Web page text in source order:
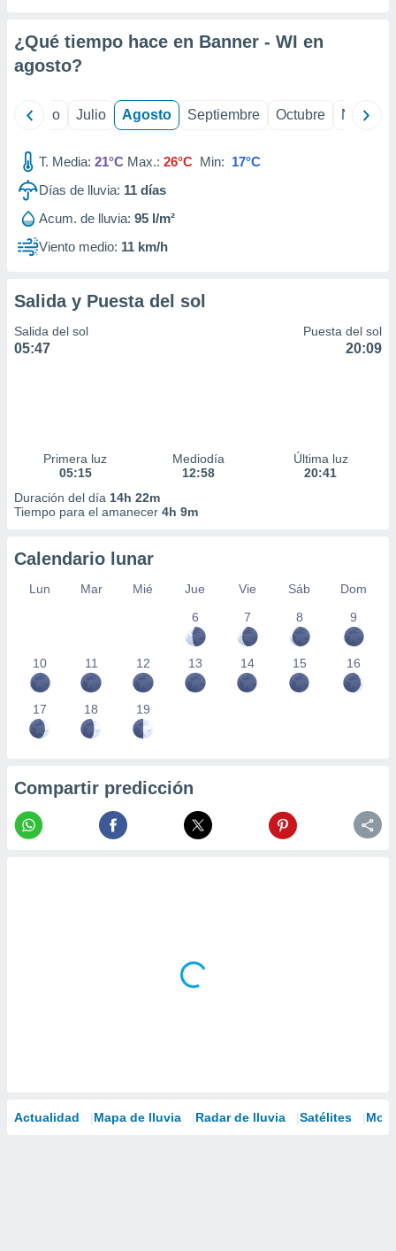
e
mediante
publicidad
publicidad
de
1199
¿Qué tiempo hace en Banner - WI en
agosto?
Junio Julio Agosto Septiembre Octubre
T. Media: 21°C Max.: 26°C Min: 17°C
Días de lluvia: 11 días
Acum. de lluvia: 95 l/m²
Viento medio: 11 km/h
Salida y Puesta del sol
Salida del sol
05:47
Puesta del sol
20:09
Primera luz
05:15
Mediodía
12:58
Última luz
20:41
Duración del día 14h 22m
Tiempo para el amanecer 4h 9m
Calendario lunar
Lun Mar Mié Jue Vie Sáb
Dom
6
7 8 9
10 11 12 13 14 15 16
17 18 19
Compartir predicción
Actualidad Mapa de lluvia Radar de lluvia Satélites